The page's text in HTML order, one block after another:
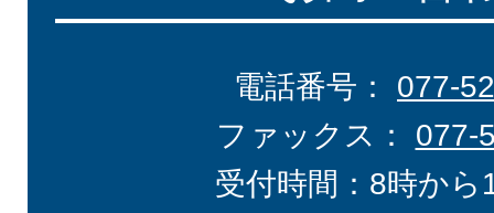
電話番号： 077-
ファックス： 077-
受付時間：8時から